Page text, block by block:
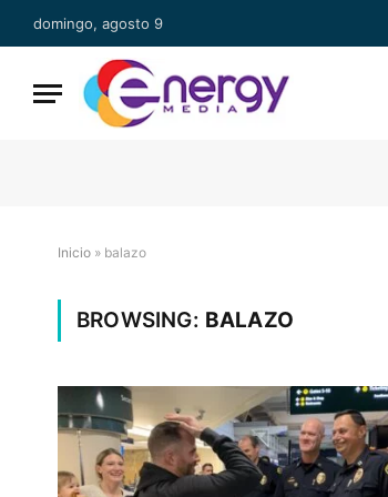
domingo, agosto 9
Inicio » balazo
BROWSING: BALAZO